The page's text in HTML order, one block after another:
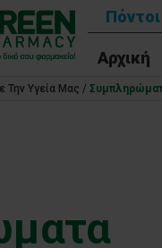
Αρχική
Την Υγεία Μας /